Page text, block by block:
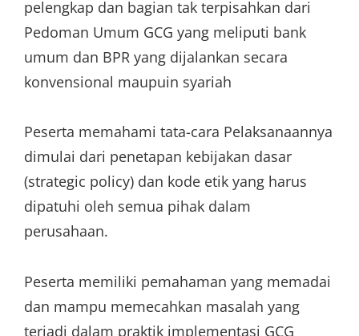
pelengkap dan bagian tak terpisahkan dari
Pedoman Umum GCG yang meliputi bank
umum dan BPR yang dijalankan secara
konvensional maupuin syariah
Peserta memahami tata-cara Pelaksanaannya
dimulai dari penetapan kebijakan dasar
(strategic policy) dan kode etik yang harus
dipatuhi oleh semua pihak dalam
perusahaan.
Peserta memiliki pemahaman yang memadai
dan mampu memecahkan masalah yang
terjadi dalam praktik implementasi GCG